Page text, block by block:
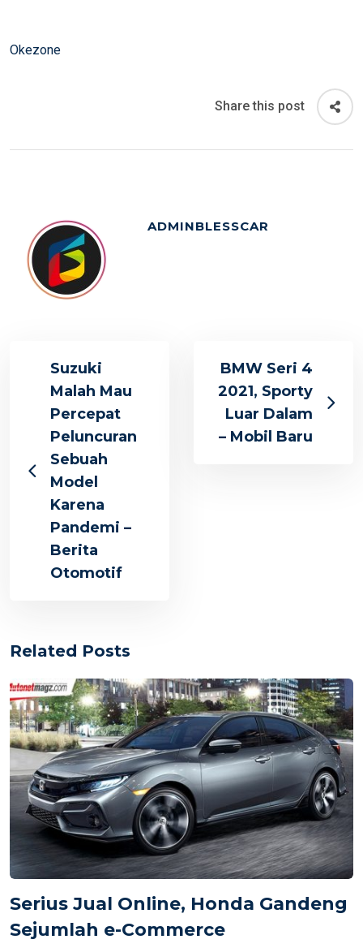
Okezone
Share this post
ADMINBLESSCAR
Suzuki
Malah Mau
Percepat
Peluncuran
Sebuah
Model
Karena
Pandemi –
Berita
Otomotif
BMW Seri 4
2021, Sporty
Luar Dalam
– Mobil Baru
Related Posts
Serius Jual Online, Honda Gandeng
Sejumlah e-Commerce